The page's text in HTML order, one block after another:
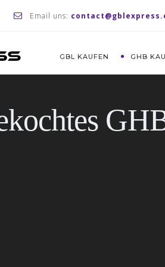
Email uns:
GBL KAUFEN GHB